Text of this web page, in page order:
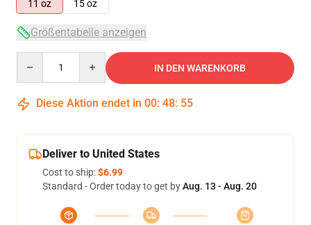
11 oz
15 oz
Größentabelle anzeigen
IN DEN WARENKORB
Diese Aktion endet in 00: 48: 54
Deliver to United States
Cost to ship:$6.99
Standard - Order today to get byAug. 13 - Aug. 20